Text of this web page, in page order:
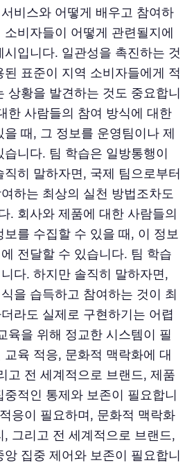
비스와 어떻게 배우고 참여하
비자들이 어떻게 관련될지에
입니다. 일관성을 촉진하는 것
표준이 지역 소비자들에게 적
상황을 발견하는 것도 중요합니
한 사람들의 참여 방식에 대한
때, 그 정보를 운영팀이나 제
니다. 팀 학습은 일방통행이
히 말하자면, 국제 팀으로부터
하는 최상의 실천 방법조차도
. 회사와 제품에 대한 사람들의
를 수집할 수 있을 때, 이 정보
전달할 수 있습니다. 팀 학습
다. 하지만 솔직히 말하자면,
을 습득하고 참여하는 것이 최
라도 실제로 구현하기는 어렵
육을 위해 정교한 시스템이 필
교육 적응, 문화적 맥락화에 대
고 전 세계적으로 브랜드, 제품
적인 통제와 보존이 필요합니
응이 필요하며, 문화적 맥락화
, 그리고 전 세계적으로 브랜드,
집중 제어와 보존이 필요합니